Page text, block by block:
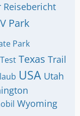
Reisebericht
Park
Park
Test Texas Trail
USA Utah
Wyoming